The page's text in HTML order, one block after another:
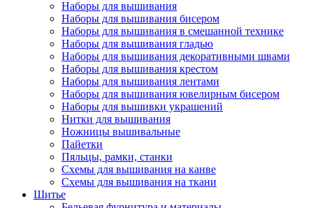
Наборы для вышивания
Наборы для вышивания бисером
Наборы для вышивания в смешанной технике
Наборы для вышивания гладью
Наборы для вышивания декоративными швами
Наборы для вышивания крестом
Наборы для вышивания лентами
Наборы для вышивания ювелирным бисером
Наборы для вышивки украшений
Нитки для вышивания
Ножницы вышивальные
Пайетки
Пяльцы, рамки, станки
Схемы для вышивания на канве
Схемы для вышивания на ткани
Шитье